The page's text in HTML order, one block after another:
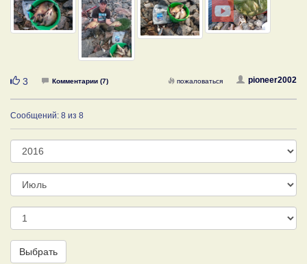
Нравится
3 Комментарии (7) pioneer2002
пожаловаться
Сообщений: 8 из 8
Год
Месяц
День
Выбрать